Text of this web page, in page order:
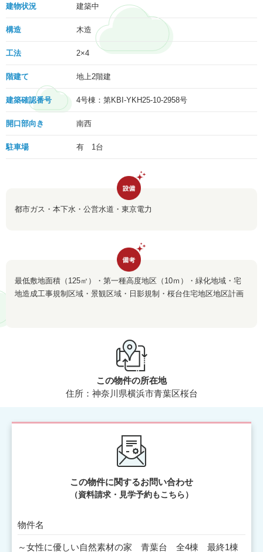
建物状況 建築中
構造 木造
工法 2×4
階建て 地上2階建
建築確認番号 4号棟：第KBI-YKH25-10-2958号
開口部向き 南西
駐車場 有 1台
都市ガス・本下水・公営水道・東京電力
最低敷地面積（125㎡）・第一種高度地区（10ｍ）・緑化地域・宅
地造成工事規制区域・景観区域・日影規制・桜台住宅地区地区計画
この物件の所在地
住所：神奈川県横浜市青葉区桜台
この物件に関するお問い合わせ
（資料請求・見学予約もこちら）
物件名